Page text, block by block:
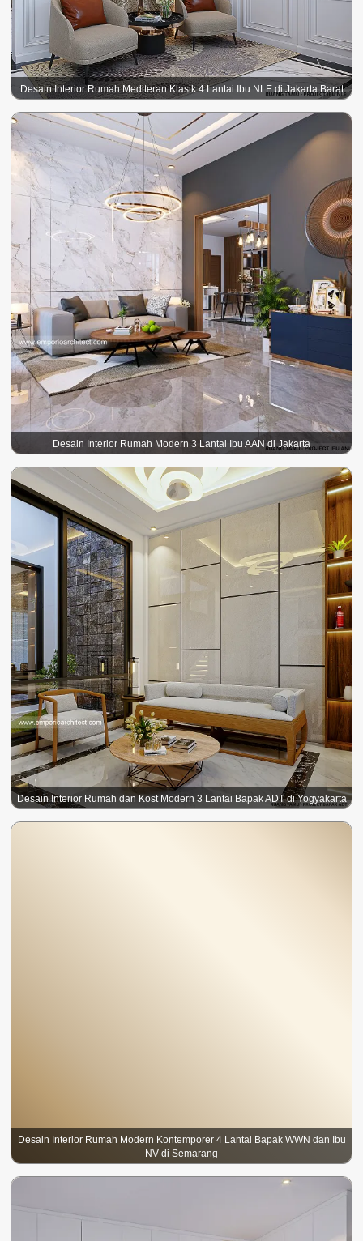
Desain Interior Rumah Mediteran Klasik 4 Lantai Ibu NLE di Jakarta Barat
Desain Interior Rumah Modern 3 Lantai Ibu AAN di Jakarta
Desain Interior Rumah dan Kost Modern 3 Lantai Bapak ADT di Yogyakarta
Desain Interior Rumah Modern Kontemporer 4 Lantai Bapak WWN dan Ibu
NV di Semarang